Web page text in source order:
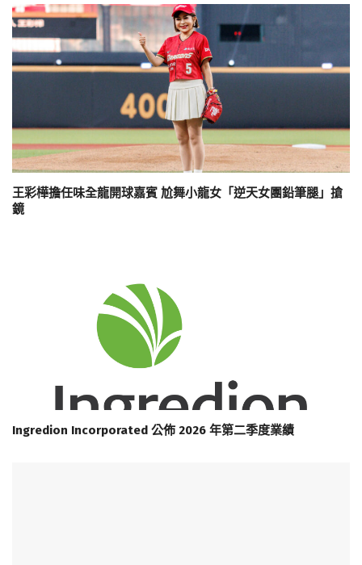
王彩樺擔任味全龍開球嘉賓 尬舞小龍女「逆天女團鉛筆腿」搶
鏡
Ingredion Incorporated 公佈 2026 年第二季度業績